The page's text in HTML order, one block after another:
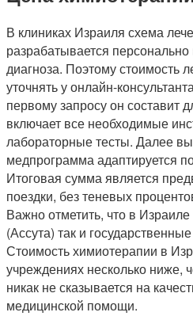
В клиниках Израиля схема
разрабатывается
диагноза. Поэтому стоимость
уточнять у онлайн-
первому запросу он составит
включает все необходимые
лабораторные тесты. Далее
медпрограмма адаптируется
Итоговая сумма является
поездки, без теневых
Важно отметить, что в
(Ассута) так и
Стоимость химиотерапии в
учреждениях несколько ниже,
никак не сказывается на
медицинской помощи.